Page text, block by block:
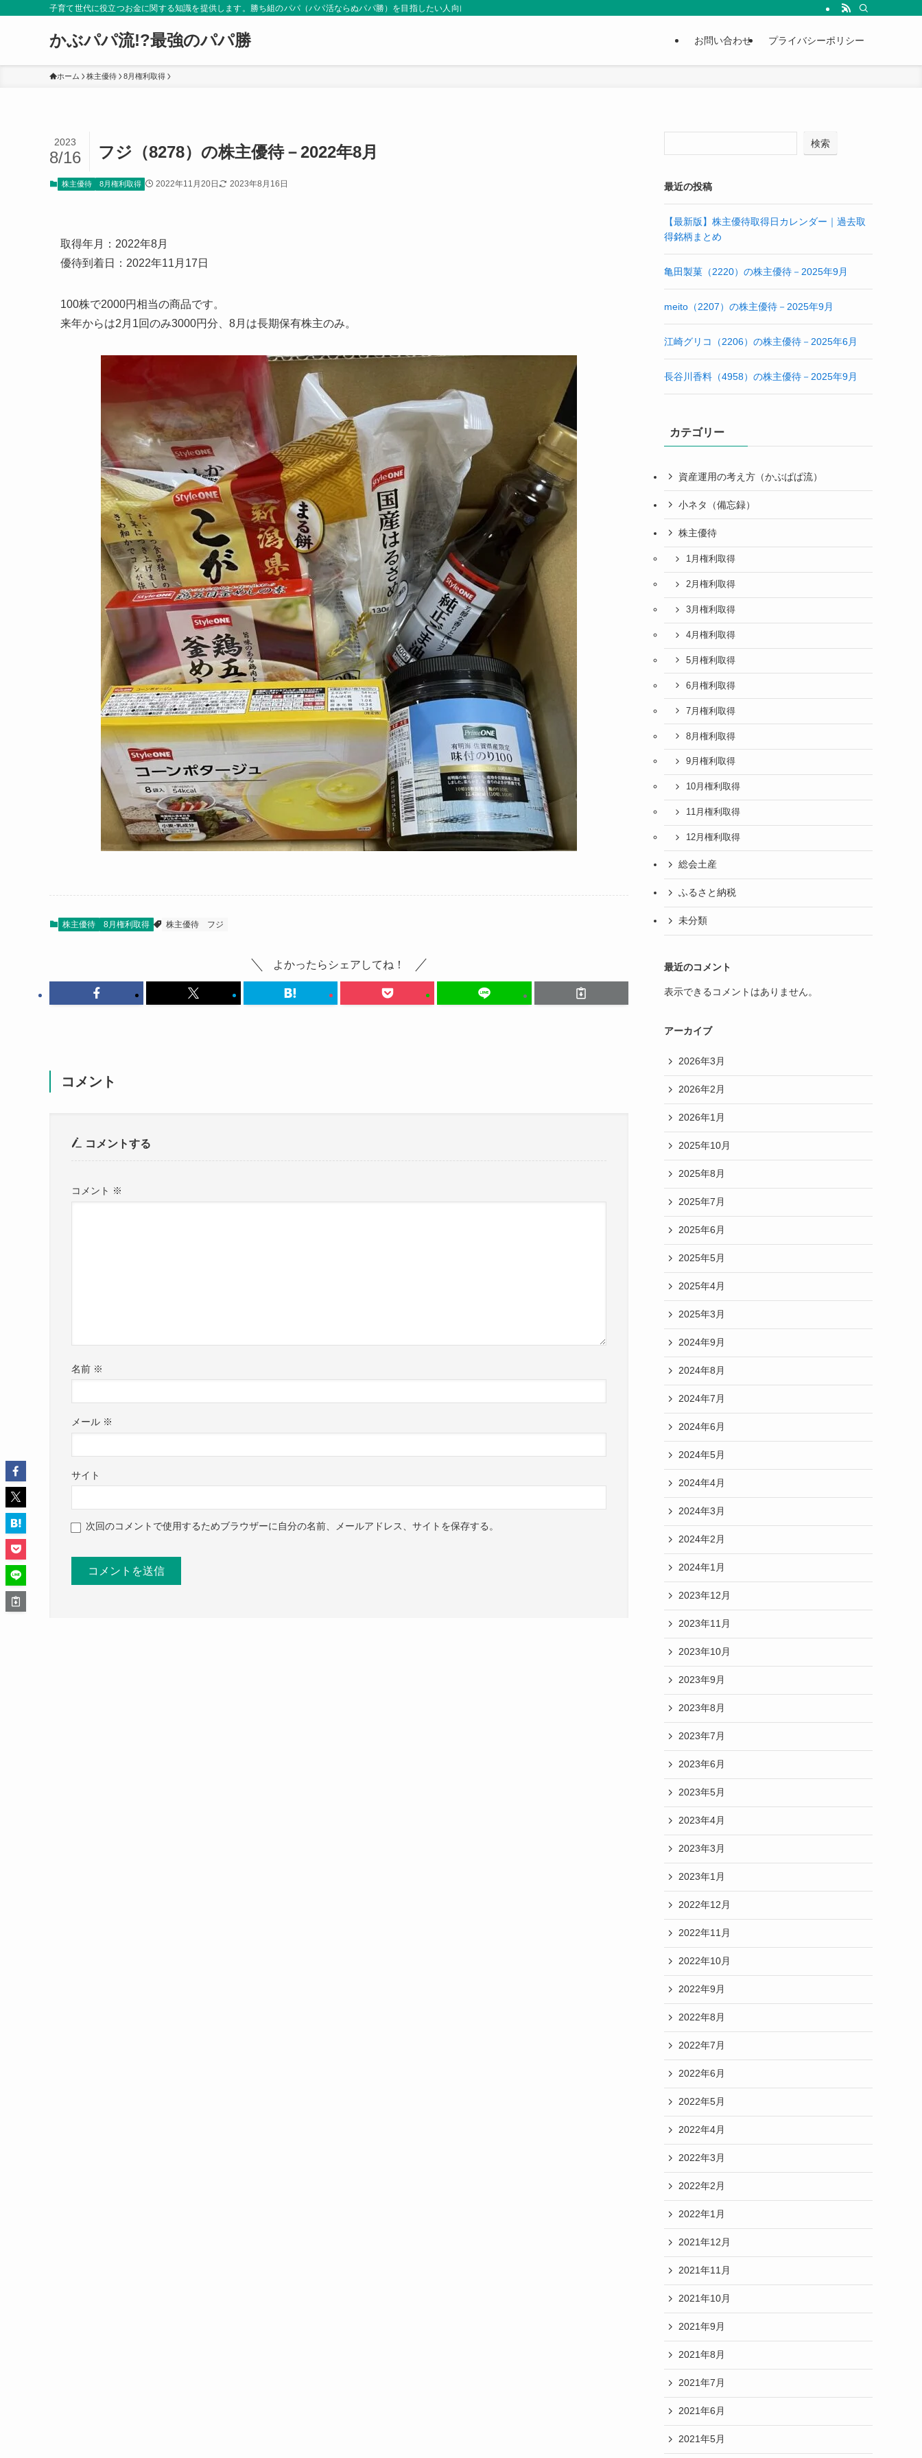
子育て世代に役立つお金に関する知識を提供します。勝ち組のパパ（パパ活ならぬパパ勝）を目指したい人向けサイト。
かぶパパ流!?最強のパパ勝 お問い合わせ プライバシーポリシー
ホーム 株主優待 8月権利取得
フジ（8278）の株主優待－2022年8月
2023
8/16
株主優待 8月権利取得 2022年11月20日 2023年8月16日
取得年月：2022年8月
優待到着日：2022年11月17日
100株で2000円相当の商品です。
来年からは2月1回のみ3000円分、8月は長期保有株主のみ。
株主優待 8月権利取得 株主優待 フジ
よかったらシェアしてね！
コメント
コメントする
コメント ※
名前 ※
メール ※
サイト
次回のコメントで使用するためブラウザーに自分の名前、メールアドレス、サイトを保存する。
検索
最近の投稿
【最新版】株主優待取得日カレンダー｜過去取
得銘柄まとめ
亀田製菓（2220）の株主優待－2025年9月
meito（2207）の株主優待－2025年9月
江崎グリコ（2206）の株主優待－2025年6月
長谷川香料（4958）の株主優待－2025年9月
カテゴリー
資産運用の考え方（かぶぱぱ流）
小ネタ（備忘録）
株主優待
1月権利取得
2月権利取得
3月権利取得
4月権利取得
5月権利取得
6月権利取得
7月権利取得
8月権利取得
9月権利取得
10月権利取得
11月権利取得
12月権利取得
総会土産
ふるさと納税
未分類
最近のコメント
表示できるコメントはありません。
アーカイブ
2026年3月
2026年2月
2026年1月
2025年10月
2025年8月
2025年7月
2025年6月
2025年5月
2025年4月
2025年3月
2024年9月
2024年8月
2024年7月
2024年6月
2024年5月
2024年4月
2024年3月
2024年2月
2024年1月
2023年12月
2023年11月
2023年10月
2023年9月
2023年8月
2023年7月
2023年6月
2023年5月
2023年4月
2023年3月
2023年1月
2022年12月
2022年11月
2022年10月
2022年9月
2022年8月
2022年7月
2022年6月
2022年5月
2022年4月
2022年3月
2022年2月
2022年1月
2021年12月
2021年11月
2021年10月
2021年9月
2021年8月
2021年7月
2021年6月
2021年5月